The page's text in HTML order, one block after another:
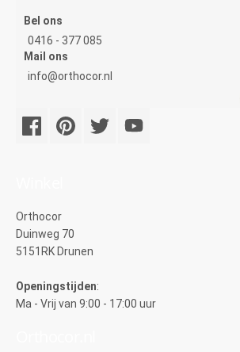
Bel ons
0416 - 377 085
Mail ons
info@orthocor.nl
Orthocor
Duinweg 70
5151RK Drunen
Openingstijden:
Ma - Vrij van 9:00 - 17:00 uur